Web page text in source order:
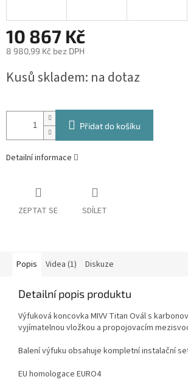
10 867 Kč
8 980,99 Kč bez DPH
cena:
Kusů skladem: na dotaz
Přidat do košíku
Detailní informace
ZEPTAT SE SDÍLET
Popis Videa (1) Diskuze
Detailní popis produktu
Výfuková koncovka MIVV Titan Ovál s
vyjímatelnou vložkou a propojovacím
Balení výfuku obsahuje kompletní instalační
EU homologace EURO4